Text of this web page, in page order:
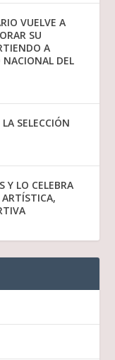
VUELVE A
SU
A
NACIONAL DEL
SELECCIÓN
Y LO CELEBRA